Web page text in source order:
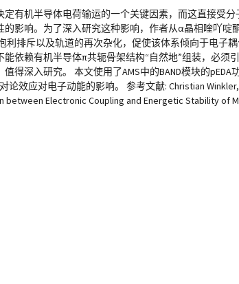
有机半导体电荷输运的一个关键因素，而这直接受
影响。为了深入研究这种影响，作者从α晶相喹吖
利排斥以及轨道的再次杂化，促使该体系倾向于电子
依赖有机半导体π共轭骨架结构“自然地”组装，必
得深入研究。 本文使用了AMS中的BAND模块的
论效应对电子动能的影响。 参考文献: Christian
between Electronic Coupling and Energetic Stability of